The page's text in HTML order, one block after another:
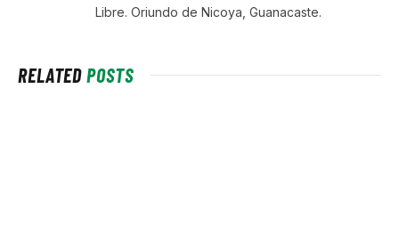
Libre. Oriundo de Nicoya, Guanacaste.
RELATEDPOSTS